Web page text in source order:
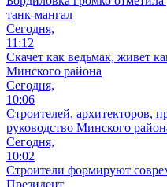
танк-мангал
Сегодня,
11:12
Скачет как ведьмак, живет
Минского района
Сегодня,
10:06
Cтроителей, архитекторов,
руководство Минского
Сегодня,
10:02
Строители формируют